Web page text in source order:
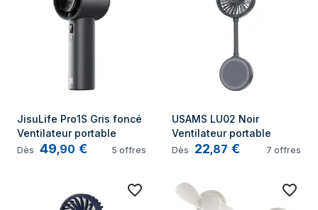
JisuLife Pro1S Gris foncé
Ventilateur portable
Dès 49,90 € 5 offres
USAMS LU02 Noir
Ventilateur portable
Dès 22,87 € 7 offres